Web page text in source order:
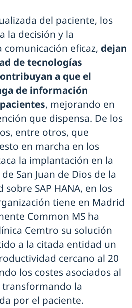
del paciente, los
la decisión y la
eficaz, dejan
de tecnologías
a que el
de información
, mejorando en
que dispensa. De los
entre otros, que
en marcha en los
la implantación en la
San Juan de Dios de la
SAP HANA, en los
tiene en Madrid
Common MS ha
Cemtro su solución
a la citada entidad un
cercano al 20
los costes asociados al
transformando la
por el paciente.